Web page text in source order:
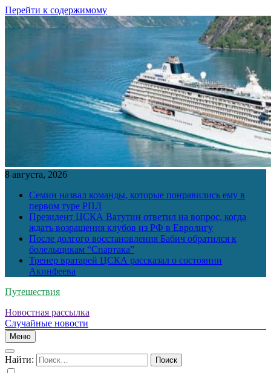
Перейти к содержимому
8 августа, 2026
Семин назвал команды, которые понравились ему в
первом туре РПЛ
Президент ЦСКА Ватутин ответил на вопрос, когда
ждать возращения клубов из РФ в Евролигу
После долгого восстановления Бабич обратился к
болельщикам “Спартака”
Тренер вратарей ЦСКА рассказал о состоянии
Акинфеева
Путешествия
Новостная рассылка
Случайные новости
Меню
Найти: